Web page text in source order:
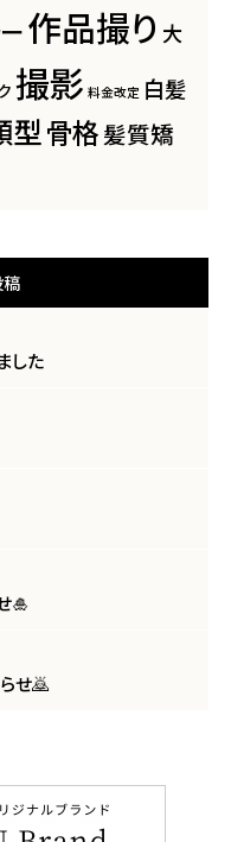
作品撮り 大
撮影 料金改定 白髪
型骨格髪質矯
した
🎍
せ🙇